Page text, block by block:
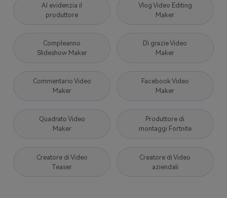
AI evidenzia il
produttore
Vlog Video Editing
Maker
Compleanno
Slideshow Maker
Dì grazie Video
Maker
Commentario Video
Maker
Facebook Video
Maker
Quadrato Video
Maker
Produttore di
montaggi Fortnite
Creatore di Video
Teaser
Creatore di Video
aziendali